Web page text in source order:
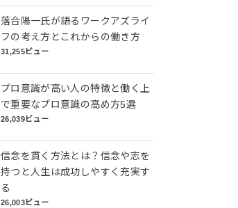
落合陽一氏が語るワークアズライ
フの考え方とこれからの働き方
31,255ビュー
プロ意識が高い人の特徴と働く上
で重要なプロ意識の高め方5選
26,039ビュー
信念を貫く方法とは？信念や志を
持つと人生は成功しやすく充実す
る
26,003ビュー